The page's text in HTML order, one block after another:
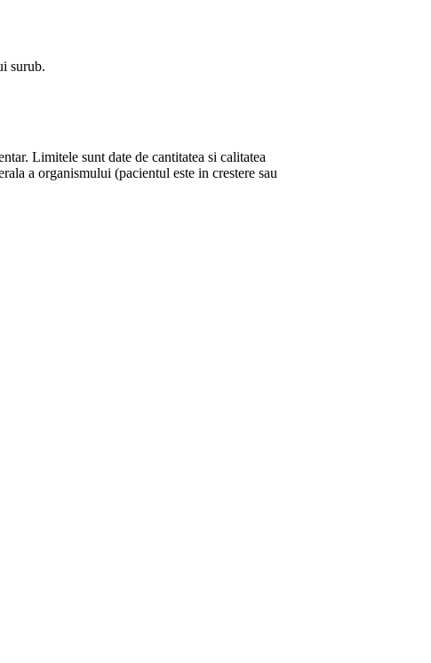
surub.
Limitele sunt date de cantitatea si calitatea
a organismului (pacientul este in crestere sau